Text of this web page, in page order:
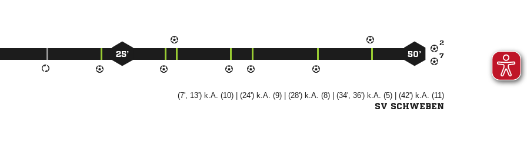


25’ 50’
(7', 13') k.A. (10) | (24') k.A. (9) | (28') k.A. (8) | (34', 36') k.A. (5) | (42') k.A. (11)
SV SCHWEBEN